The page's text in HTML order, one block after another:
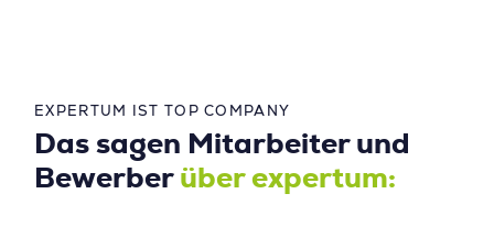
EXPERTUM IST TOP COMPANY
Das sagen Mitarbeiter und
Bewerber über expertum: